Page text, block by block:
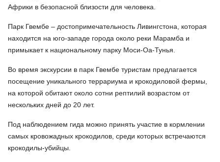
Африки в безопасной близости для человека.
Парк Гвембе – достопримечательность Ливингстона, которая
находится на юго-западе города около реки Марамба и
примыкает к национальному парку Моси-Оа-Тунья.
Во время экскурсии в парк Гвембе туристам предлагается
посещение уникального террариума и крокодиловой фермы,
на которой обитают около сотни рептилий возрастом от
нескольких дней до 20 лет.
Под наблюдением гида можно принять участие в кормлении
самых кровожадных крокодилов, среди которых встречаются
крокодилы-убийцы.